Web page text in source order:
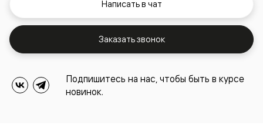
Написать в чат
Заказать звонок
Подпишитесь на нас, чтобы быть в курсе
новинок.